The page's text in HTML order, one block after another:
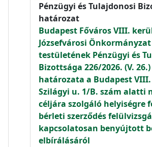
Pénzügyi és Tulajdonosi
határozat
Budapest Főváros VIII.
Józsefvárosi
testületének Pénzügyi és
Bizottsága 226/2026. (V.
határozata a Budapest
Szilágyi u. 1/B. szám alatti
céljára szolgáló helyiségre
bérleti szerződés
kapcsolatosan benyújtott
elbírálásáról